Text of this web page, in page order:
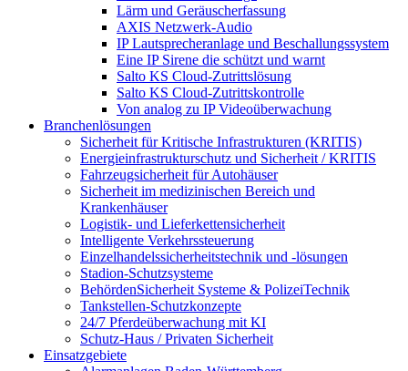
Lärm und Geräuscherfassung
AXIS Netzwerk-Audio
IP Lautsprecheranlage und Beschallungssystem
Eine IP Sirene die schützt und warnt
Salto KS Cloud-Zutrittslösung
Salto KS Cloud-Zutrittskontrolle
Von analog zu IP Videoüberwachung
Branchenlösungen
Sicherheit für Kritische Infrastrukturen (KRITIS)
Energieinfrastrukturschutz und Sicherheit / KRITIS
Fahrzeugsicherheit für Autohäuser
Sicherheit im medizinischen Bereich und
Krankenhäuser
Logistik- und Lieferkettensicherheit
Intelligente Verkehrssteuerung
Einzelhandelssicherheitstechnik und -lösungen
Stadion-Schutzsysteme
BehördenSicherheit Systeme & PolizeiTechnik
Tankstellen-Schutzkonzepte​
24/7 Pferdeüberwachung mit KI
Schutz-Haus / Privaten Sicherheit
Einsatzgebiete